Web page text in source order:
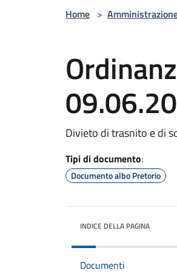
Home >
Divieto di trasnito e di
Tipi di documento:
Documento albo Pretorio
INDICE DELLA PAGINA
Documenti